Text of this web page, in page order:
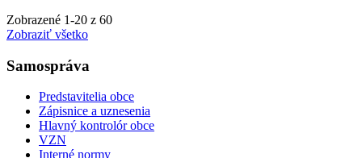
Zobrazené 1-20 z 60
Zobraziť všetko
Samospráva
Predstavitelia obce
Zápisnice a uznesenia
Hlavný kontrolór obce
VZN
Interné normy